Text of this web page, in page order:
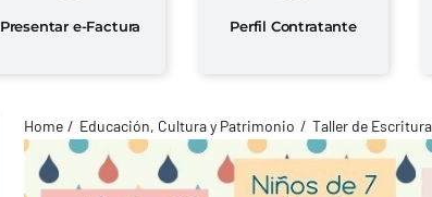
Presentar e-Factura Perfil Contratante
Home Educación, Cultura y Patrimonio Taller de